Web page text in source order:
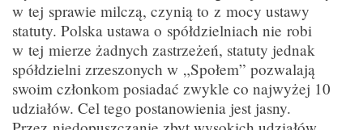
w tej sprawie milczą, czynią to z mocy ustawy
statuty. Polska ustawa o spółdzielniach nie robi
w tej mierze żadnych zastrzeżeń, statuty jednak
spółdzielni zrzeszonych w „Społem” pozwalają
swoim członkom posiadać zwykle co najwyżej 10
udziałów. Cel tego postanowienia jest jasny.